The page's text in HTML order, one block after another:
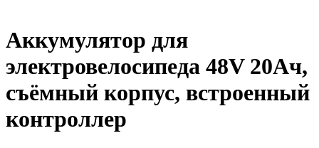
Аккумулятор для
электровелосипеда 48V 20Ач,
съёмный корпус, встроенный
контроллер